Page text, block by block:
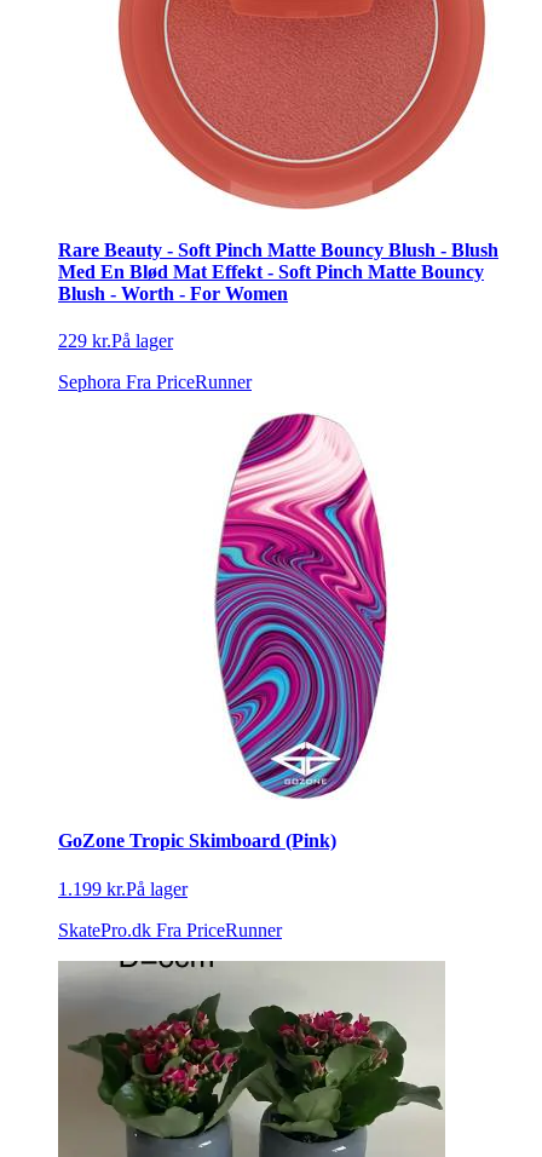
Rare Beauty - Soft Pinch Matte Bouncy Blush - Blush
Med En Blød Mat Effekt - Soft Pinch Matte Bouncy
Blush - Worth - For Women
229 kr.På lager
Sephora Fra PriceRunner
GoZone Tropic Skimboard (Pink)
1.199 kr.På lager
SkatePro.dk Fra PriceRunner